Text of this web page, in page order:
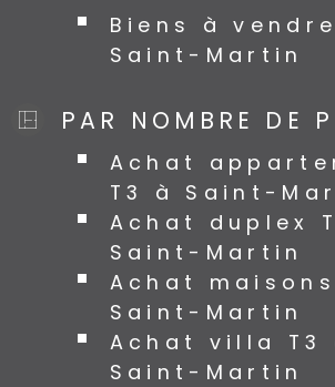
Biens à
Saint-Martin
PAR NOMBRE DE
Achat
T3 à Saint-
Achat duplex
Saint-Martin
Achat
Saint-Martin
Achat villa T3
Saint-Martin